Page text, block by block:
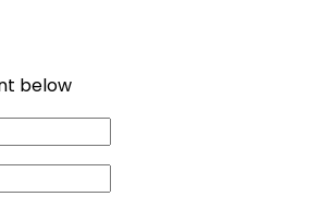
below